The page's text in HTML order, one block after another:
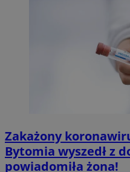
Zakażony
Bytomia wyszedł z
powiadomiła żona!